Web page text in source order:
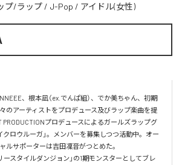
プ/ラップ / J-Pop / アイドル(女性)
、根本凪（ex.でんぱ組）、でか美ちゃん、初期
のアーティストをプロデュース及びラップ楽曲を提
PRODUCTIONプロデュースによるガールズラップグ
クロウルーガ」。メンバーを募集しつつ活動中。オー
ルサポーターは吉田凜音がつとめた。
スタイルダンジョン」の1期モンスターとしてブレ